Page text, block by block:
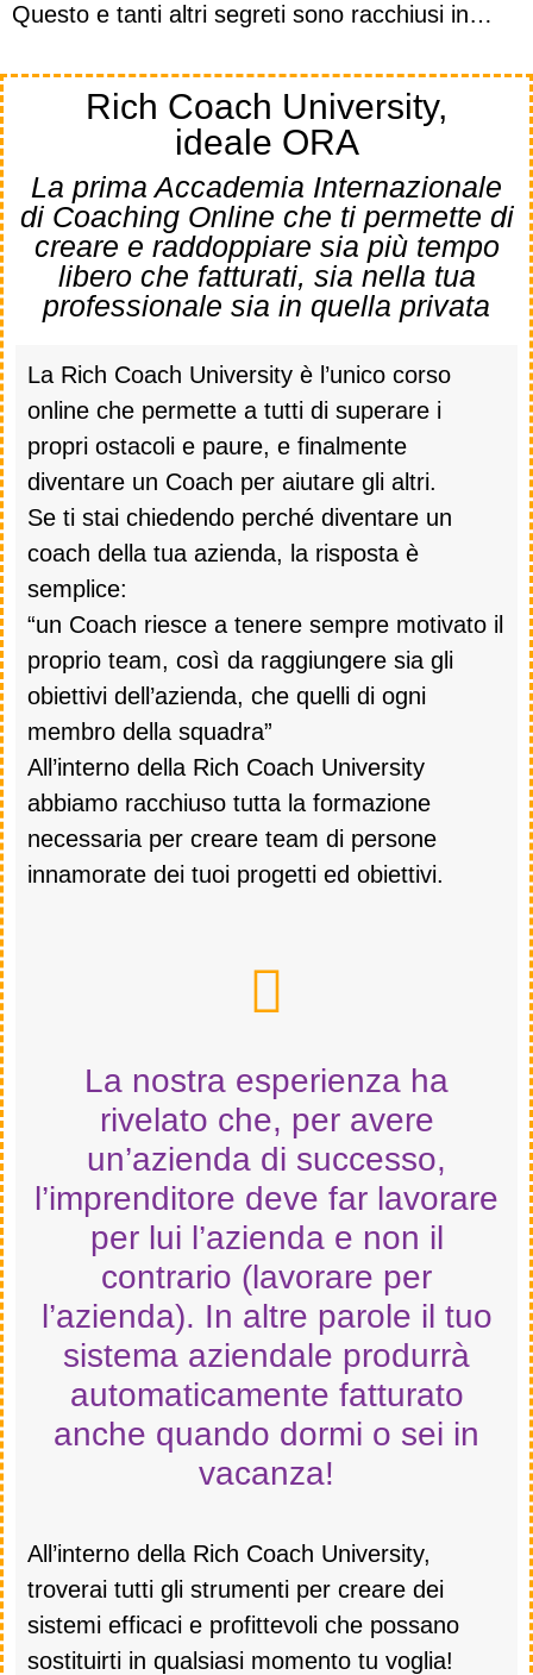
Questo e tanti altri segreti sono racchiusi in…
Rich Coach University,
ideale ORA
La prima Accademia Internazionale
di Coaching Online che ti permette di
creare e raddoppiare sia più tempo
libero che fatturati, sia nella tua
professionale sia in quella privata
La Rich Coach University è l’unico corso
online che permette a tutti di superare i
propri ostacoli e paure, e finalmente
diventare un Coach per aiutare gli altri.
Se ti stai chiedendo perché diventare un
coach della tua azienda, la risposta è
semplice:
“un Coach riesce a tenere sempre motivato il
proprio team, così da raggiungere sia gli
obiettivi dell’azienda, che quelli di ogni
membro della squadra”
All’interno della Rich Coach University
abbiamo racchiuso tutta la formazione
necessaria per creare team di persone
innamorate dei tuoi progetti ed obiettivi.
La nostra esperienza ha
rivelato che, per avere
un’azienda di successo,
l’imprenditore deve far lavorare
per lui l’azienda e non il
contrario (lavorare per
l’azienda). In altre parole il tuo
sistema aziendale produrrà
automaticamente fatturato
anche quando dormi o sei in
vacanza!
All’interno della Rich Coach University,
troverai tutti gli strumenti per creare dei
sistemi efficaci e profittevoli che possano
sostituirti in qualsiasi momento tu voglia!